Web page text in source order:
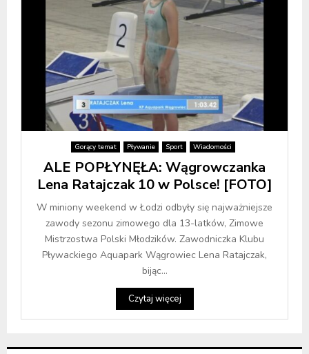
Gorący temat Pływanie Sport Wiadomości
ALE POPŁYNĘŁA: Wągrowczanka
Lena Ratajczak 10 w Polsce! [FOTO]
W miniony weekend w Łodzi odbyły się najważniejsze
zawody sezonu zimowego dla 13-latków, Zimowe
Mistrzostwa Polski Młodzików. Zawodniczka Klubu
Pływackiego Aquapark Wągrowiec Lena Ratajczak,
bijąc...
Czytaj więcej